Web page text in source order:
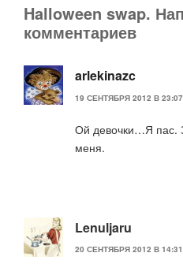
Halloween swap.
комментариев
arlekinazc
19 СЕНТЯБРЯ 2012 В 23:07
Ой девочки…Я пас.
меня.
Lenuljaru
20 СЕНТЯБРЯ 2012 В 14:31